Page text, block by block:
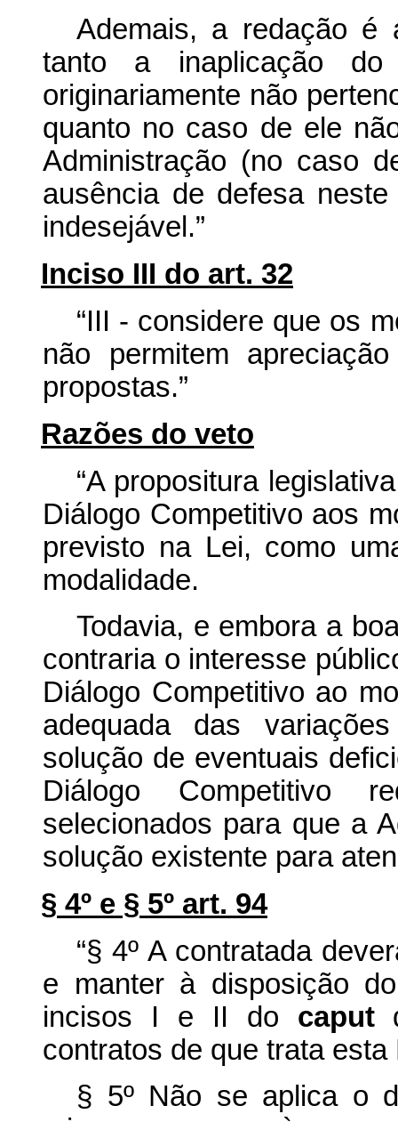
Ademais, a redação é
tanto a inaplicação
originariamente não
quanto no caso de ele
Administração (no caso
ausência de defesa
indesejável.”
Inciso III do art. 32
“III - considere que os
não permitem
propostas.”
Razões do veto
“A propositura
Diálogo Competitivo aos
previsto na Lei, como
modalidade.
Todavia, e embora a
contraria o interesse
Diálogo Competitivo ao
adequada das
solução de eventuais
Diálogo Competitivo
selecionados para que a
solução existente para
§ 4º e § 5º art. 94
“§ 4º A contratada
e manter à disposição
incisos I e II do caput
contratos de que trata
§ 5º Não se aplica o